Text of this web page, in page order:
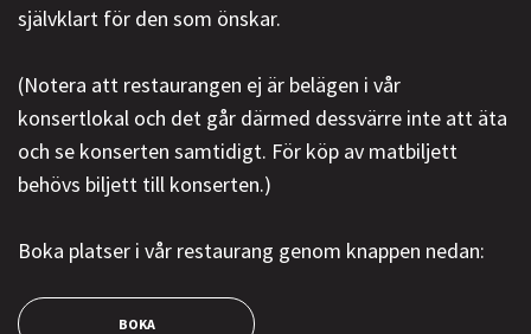
självklart för den som önskar.
(Notera att restaurangen ej är belägen i vår
konsertlokal och det går därmed dessvärre inte att äta
och se konserten samtidigt. För köp av matbiljett
behövs biljett till konserten.)
Boka platser i vår restaurang genom knappen nedan:
BOKA